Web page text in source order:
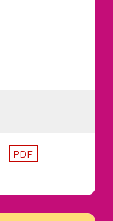
PDF